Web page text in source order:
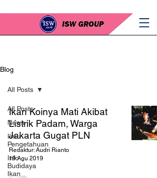
Blog
All Posts
News
Ilmu
Pengetahuan
Info
Budidaya
Ikan
All Posts
Ikan Koinya Mati Akibat
Listrik Padam, Warga
Jakarta Gugat PLN
Redaktur: Audri Rianto
19 Agu 2019